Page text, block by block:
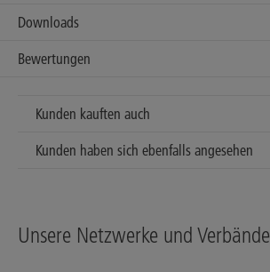
Downloads
Bewertungen
Kunden kauften auch
Kunden haben sich ebenfalls angesehen
Unsere Netzwerke und Verbände